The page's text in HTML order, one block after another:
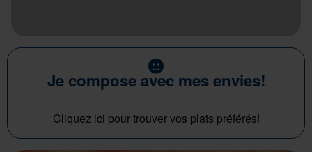
Je compose avec mes envies!
Cliquez ici pour trouver vos plats préférés!